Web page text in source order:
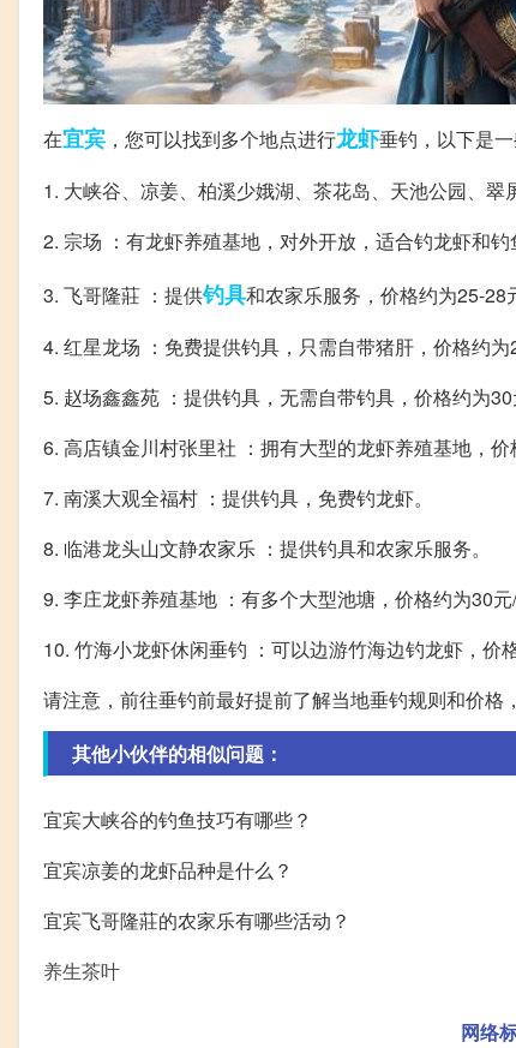
在宜宾 ，您可以找到多个地点进行龙虾垂钓，以下是
1. 大峡谷、凉姜、柏溪少娥湖、茶花岛、天池公园、翠
2. 宗场 ：有龙虾养殖基地，对外开放，适合钓龙虾和钓
3. 飞哥隆莊 ：提供钓具和农家乐服务，价格约为25-28
4. 红星龙场 ：免费提供钓具，只需自带猪肝，价格约为
5. 赵场鑫鑫苑 ：提供钓具，无需自带钓具，价格约为30
6. 高店镇金川村张里社 ：拥有大型的龙虾养殖基地，价
7. 南溪大观全福村 ：提供钓具，免费钓龙虾。
8. 临港龙头山文静农家乐 ：提供钓具和农家乐服务。
9. 李庄龙虾养殖基地 ：有多个大型池塘，价格约为30元/
10. 竹海小龙虾休闲垂钓 ：可以边游竹海边钓龙虾，价
请注意，前往垂钓前最好提前了解当地垂钓规则和价格
其他小伙伴的相似问题：
宜宾大峡谷的钓鱼技巧有哪些？
宜宾凉姜的龙虾品种是什么？
宜宾飞哥隆莊的农家乐有哪些活动？
养生茶叶
网络